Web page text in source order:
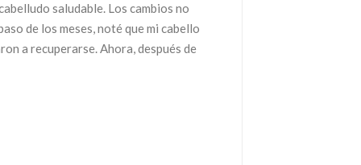
saludable. Los cambios no
de los meses, noté que mi cabello
a recuperarse. Ahora, después de